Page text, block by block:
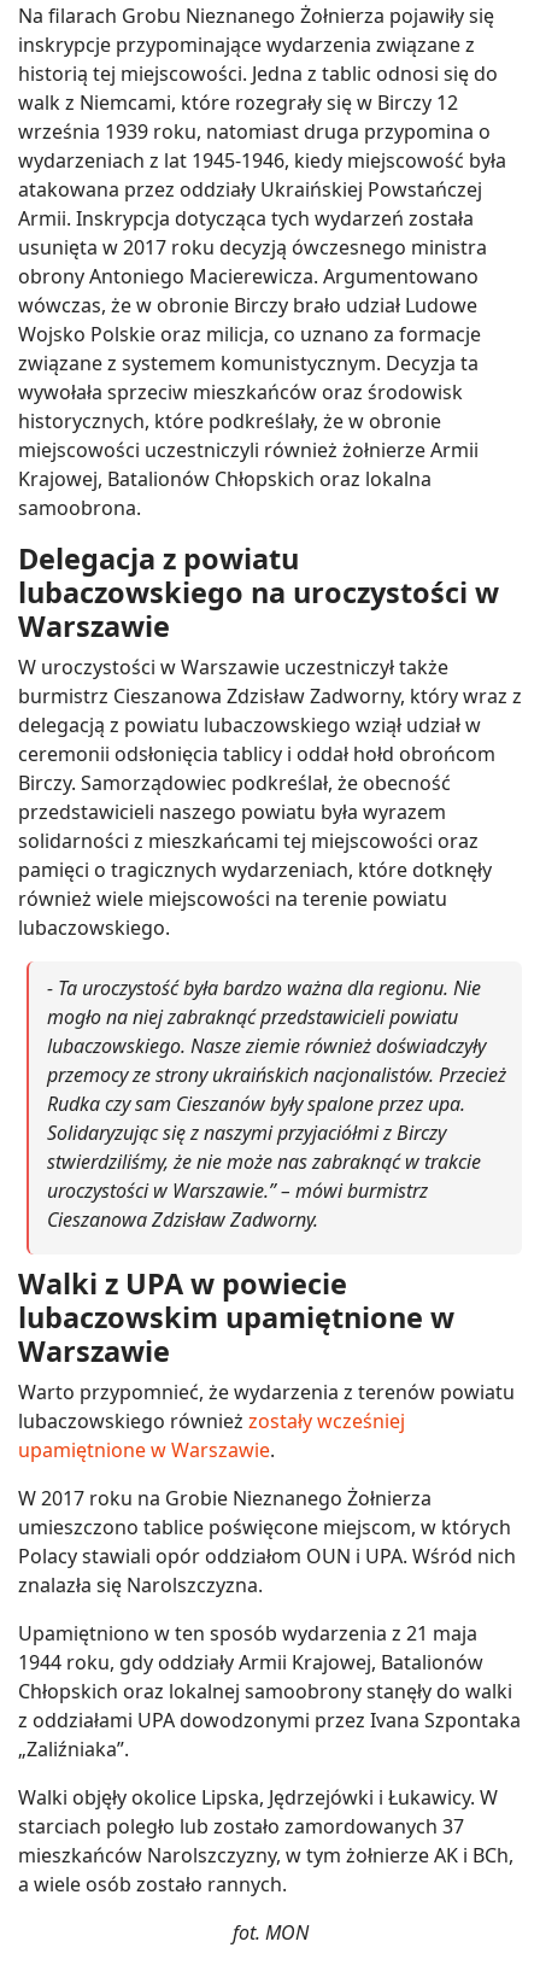
Na filarach Grobu Nieznanego Żołnierza pojawiły się
inskrypcje przypominające wydarzenia związane z
historią tej miejscowości. Jedna z tablic odnosi się do
walk z Niemcami, które rozegrały się w Birczy 12
września 1939 roku, natomiast druga przypomina o
wydarzeniach z lat 1945-1946, kiedy miejscowość była
atakowana przez oddziały Ukraińskiej Powstańczej
Armii. Inskrypcja dotycząca tych wydarzeń została
usunięta w 2017 roku decyzją ówczesnego ministra
obrony Antoniego Macierewicza. Argumentowano
wówczas, że w obronie Birczy brało udział Ludowe
Wojsko Polskie oraz milicja, co uznano za formacje
związane z systemem komunistycznym. Decyzja ta
wywołała sprzeciw mieszkańców oraz środowisk
historycznych, które podkreślały, że w obronie
miejscowości uczestniczyli również żołnierze Armii
Krajowej, Batalionów Chłopskich oraz lokalna
samoobrona.
Delegacja z powiatu
lubaczowskiego na uroczystości w
Warszawie
W uroczystości w Warszawie uczestniczył także
burmistrz Cieszanowa Zdzisław Zadworny, który wraz z
delegacją z powiatu lubaczowskiego wziął udział w
ceremonii odsłonięcia tablicy i oddał hołd obrońcom
Birczy. Samorządowiec podkreślał, że obecność
przedstawicieli naszego powiatu była wyrazem
solidarności z mieszkańcami tej miejscowości oraz
pamięci o tragicznych wydarzeniach, które dotknęły
również wiele miejscowości na terenie powiatu
lubaczowskiego.
- Ta uroczystość była bardzo ważna dla regionu. Nie
mogło na niej zabraknąć przedstawicieli powiatu
lubaczowskiego. Nasze ziemie również doświadczyły
przemocy ze strony ukraińskich nacjonalistów. Przecież
Rudka czy sam Cieszanów były spalone przez upa.
Solidaryzując się z naszymi przyjaciółmi z Birczy
stwierdziliśmy, że nie może nas zabraknąć w trakcie
uroczystości w Warszawie.” – mówi burmistrz
Cieszanowa Zdzisław Zadworny.
Walki z UPA w powiecie
lubaczowskim upamiętnione w
Warszawie
Warto przypomnieć, że wydarzenia z terenów powiatu
lubaczowskiego również zostały wcześniej
upamiętnione w Warszawie.
W 2017 roku na Grobie Nieznanego Żołnierza
umieszczono tablice poświęcone miejscom, w których
Polacy stawiali opór oddziałom OUN i UPA. Wśród nich
znalazła się Narolszczyzna.
Upamiętniono w ten sposób wydarzenia z 21 maja
1944 roku, gdy oddziały Armii Krajowej, Batalionów
Chłopskich oraz lokalnej samoobrony stanęły do walki
z oddziałami UPA dowodzonymi przez Ivana Szpontaka
„Zaliźniaka”.
Walki objęły okolice Lipska, Jędrzejówki i Łukawicy. W
starciach poległo lub zostało zamordowanych 37
mieszkańców Narolszczyzny, w tym żołnierze AK i BCh,
a wiele osób zostało rannych.
fot. MON